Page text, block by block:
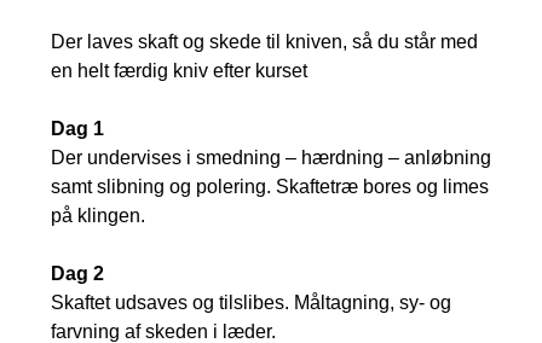
Der laves skaft og skede til kniven, så du står med
en helt færdig kniv efter kurset
Dag 1
Der undervises i smedning – hærdning – anløbning
samt slibning og polering. Skaftetræ bores og limes
på klingen.
Dag 2
Skaftet udsaves og tilslibes. Måltagning, sy- og
farvning af skeden i læder.